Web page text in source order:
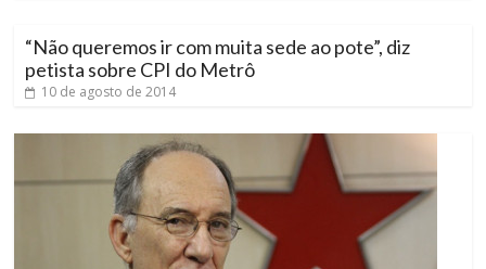
“Não queremos ir com muita sede ao pote”, diz
petista sobre CPI do Metrô
10 de agosto de 2014